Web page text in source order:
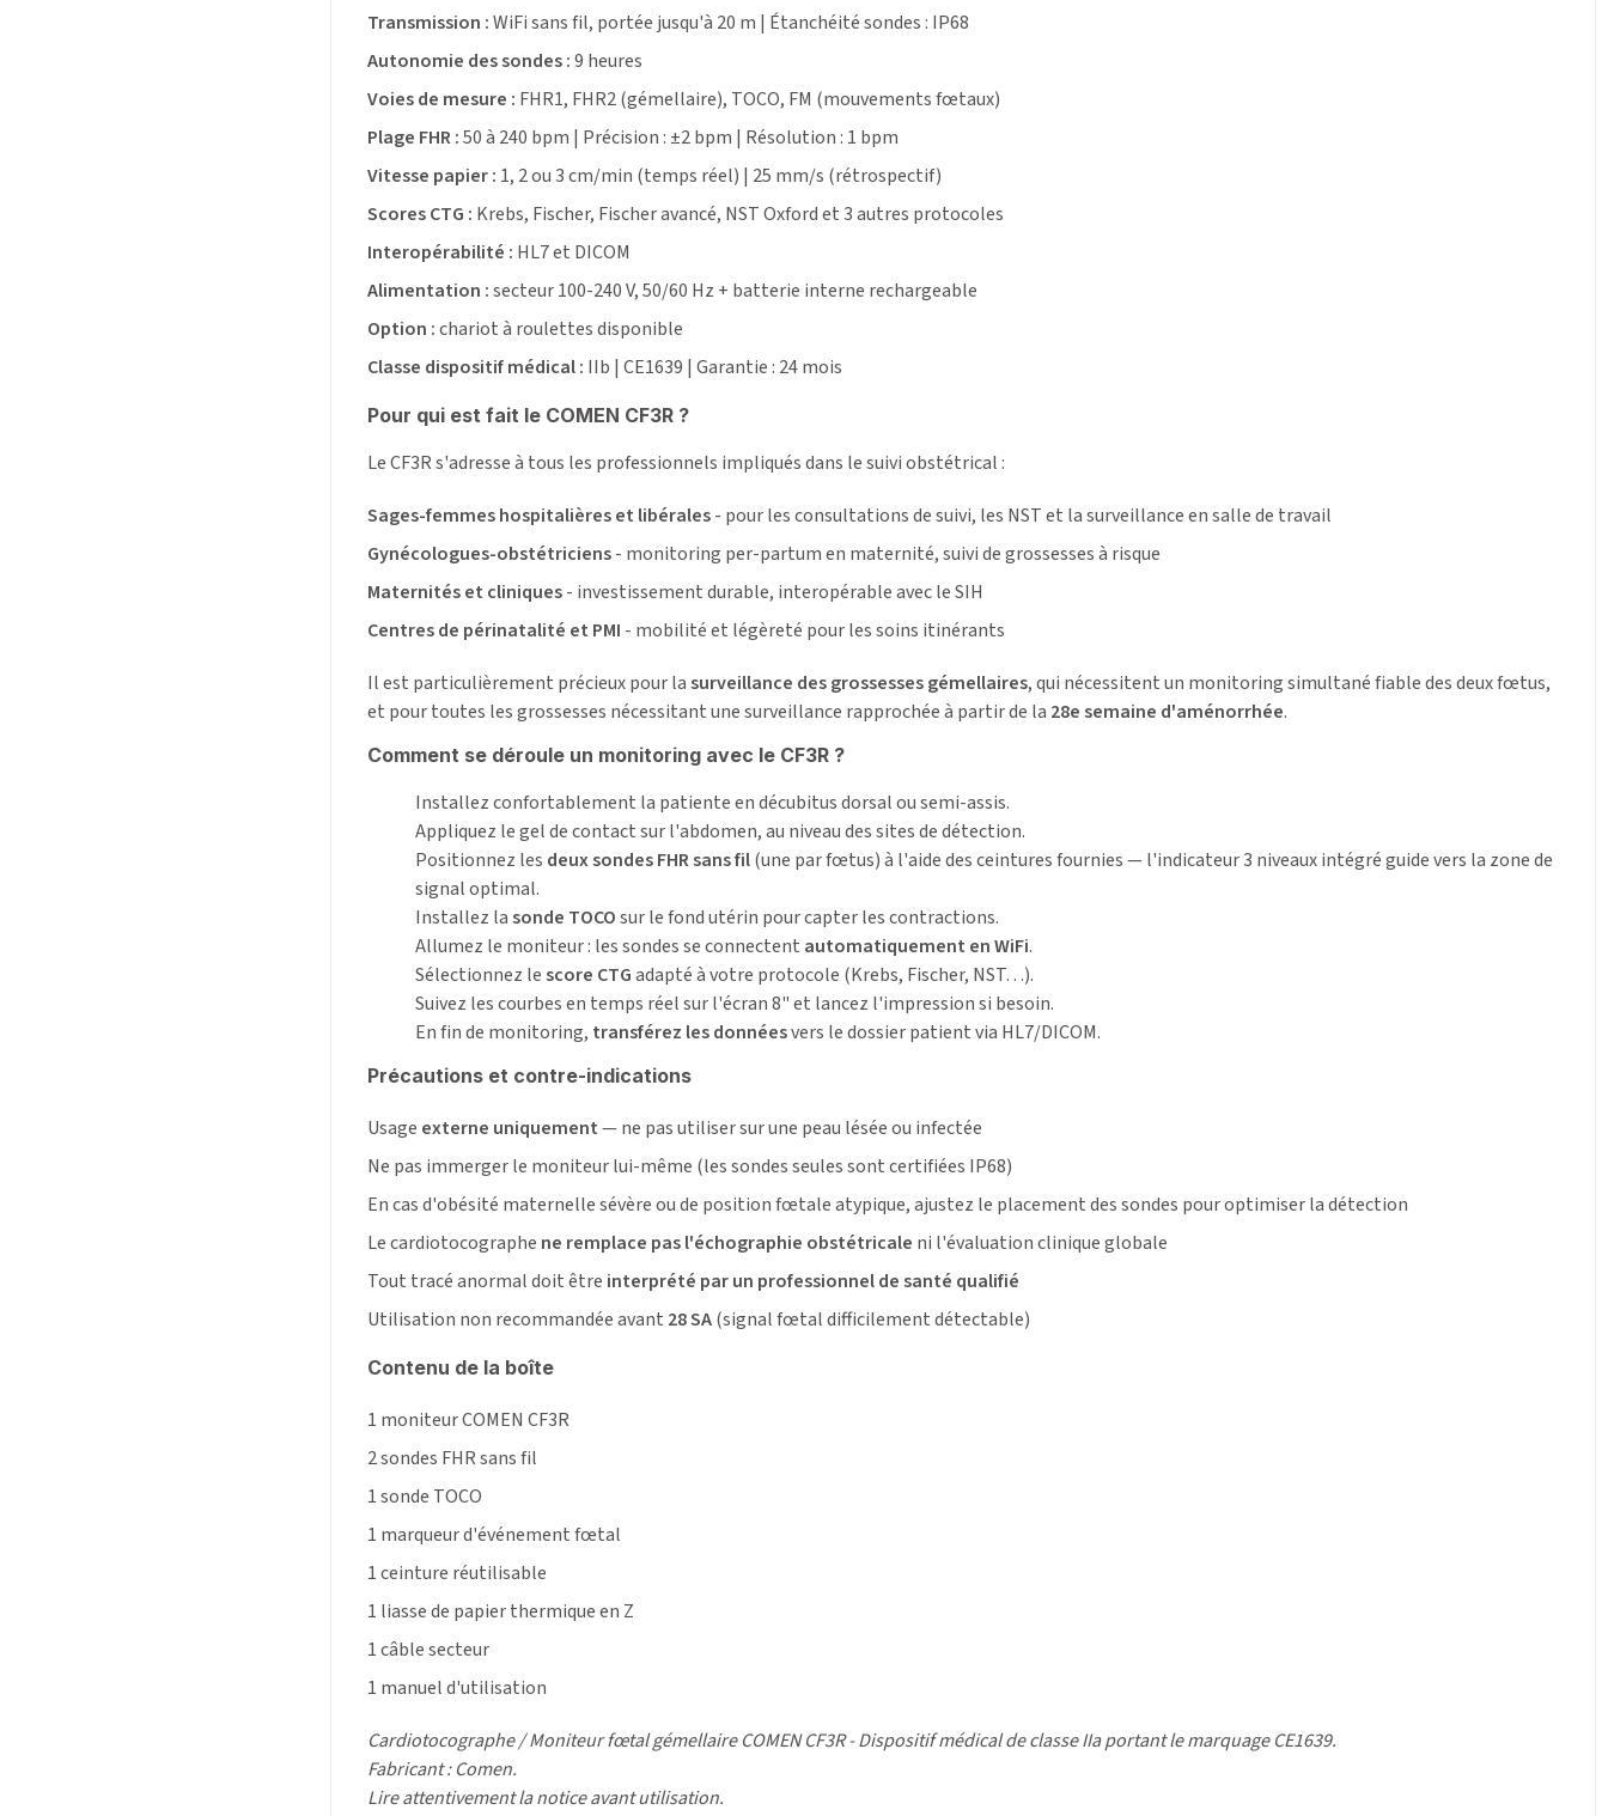
Transmission :WiFi sans fil, portée jusqu'à 20 m | Étanchéité sondes : IP68
Autonomie des sondes :9 heures
Voies de mesure : FHR1, FHR2 (gémellaire), TOCO, FM (mouvements fœtaux)
Plage FHR :50 à 240 bpm | Précision : ±2 bpm | Résolution : 1 bpm
Vitesse papier : 1, 2 ou 3 cm/min (temps réel) | 25 mm/s (rétrospectif)
Scores CTG : Krebs, Fischer, Fischer avancé, NST Oxford et 3 autres protocoles
Interopérabilité : HL7 et DICOM
Alimentation :secteur 100-240 V, 50/60 Hz + batterie interne rechargeable
Option :chariot à roulettes disponible
Classe dispositif médical : IIb | CE1639 | Garantie : 24 mois
Pour qui est fait le COMEN CF3R ?
Le CF3R s'adresse à tous les professionnels impliqués dans le suivi obstétrical :
Sages-femmes hospitalières et libérales- pour les consultations de suivi, les NST et la surveillance en salle de travail
Gynécologues-obstétriciens- monitoring per-partum en maternité, suivi de grossesses à risque
Maternités et cliniques- investissement durable, interopérable avec le SIH
Centres de périnatalité et PMI - mobilité et légèreté pour les soins itinérants
Il est particulièrement précieux pour lasurveillance des grossesses gémellaires, qui nécessitent un monitoring simultané fiable des deux fœtus,
et pour toutes les grossesses nécessitant une surveillance rapprochée à partir de la 28e semaine d'aménorrhée.
Comment se déroule un monitoring avec le CF3R ?
Installez confortablement la patiente en décubitus dorsal ou semi-assis.
Appliquez le gel de contact sur l'abdomen, au niveau des sites de détection.
Positionnez les deux sondes FHR sans fil(une par fœtus) à l'aide des ceintures fournies — l'indicateur 3 niveaux intégré guide vers la zone de
signal optimal.
Installez lasonde TOCOsur le fond utérin pour capter les contractions.
Allumez le moniteur : les sondes se connectent automatiquement en WiFi.
Sélectionnez lescore CTGadapté à votre protocole (Krebs, Fischer, NST…).
Suivez les courbes en temps réel sur l'écran 8" et lancez l'impression si besoin.
En fin de monitoring, transférez les donnéesvers le dossier patient via HL7/DICOM.
Précautions et contre-indications
Usage externe uniquement— ne pas utiliser sur une peau lésée ou infectée
Ne pas immerger le moniteur lui-même (les sondes seules sont certifiées IP68)
En cas d'obésité maternelle sévère ou de position fœtale atypique, ajustez le placement des sondes pour optimiser la détection
Le cardiotocographe ne remplace pas l'échographie obstétricale ni l'évaluation clinique globale
Tout tracé anormal doit être interprété par un professionnel de santé qualifié
Utilisation non recommandée avant 28 SA(signal fœtal difficilement détectable)
Contenu de la boîte
1 moniteur COMEN CF3R
2 sondes FHR sans fil
1 sonde TOCO
1 marqueur d'événement fœtal
1 ceinture réutilisable
1 liasse de papier thermique en Z
1 câble secteur
1 manuel d'utilisation
Cardiotocographe / Moniteur fœtal gémellaire COMEN CF3R - Dispositif médical de classe IIa portant le marquage CE1639.
Fabricant : Comen.
Lire attentivement la notice avant utilisation.